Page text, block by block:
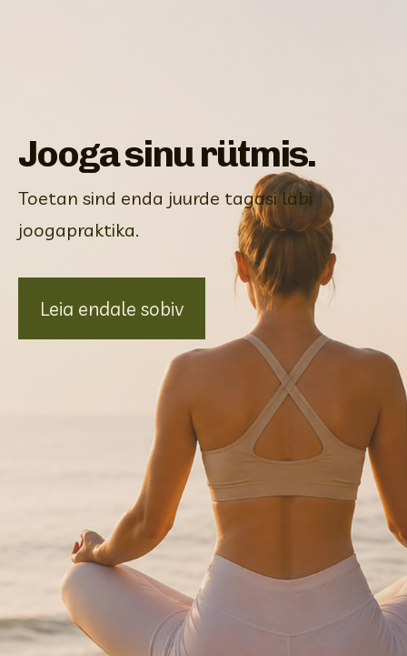
Jooga sinu rütmis.
Toetan sind enda juurde tagasi läbi
joogapraktika.
Leia endale sobiv